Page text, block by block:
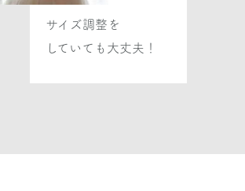
アストリッド
アテナ
サイズ調整を
していても大丈夫！